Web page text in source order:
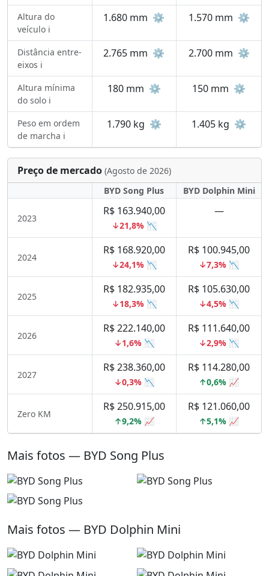
Altura do
veículo ℹ️
1.680 mm ⚙️ 1.570 mm ⚙️
Distância entre-
eixos ℹ️
2.765 mm ⚙️ 2.700 mm ⚙️
Altura mínima
do solo ℹ️
180 mm ⚙️ 150 mm ⚙️
Peso em ordem
de marcha ℹ️
1.790 kg ⚙️ 1.405 kg ⚙️
Preço de mercado (Agosto de 2026)
BYD Song Plus
BYD Dolphin Mini
2023
R$ 163.940,00
↓21,8% 📉
—
2024
R$ 168.920,00
↓24,1% 📉
R$ 100.945,00
↓7,3% 📉
2025
R$ 182.935,00
↓18,3% 📉
R$ 105.630,00
↓4,5% 📉
2026
R$ 222.140,00
↓1,6% 📉
R$ 111.640,00
↓2,9% 📉
2027
R$ 238.360,00
↓0,3% 📉
R$ 114.280,00
↑0,6% 📈
Zero KM
R$ 250.915,00
↑9,2% 📈
R$ 121.060,00
↑5,1% 📈
Mais fotos — BYD Song Plus
Mais fotos — BYD Dolphin Mini